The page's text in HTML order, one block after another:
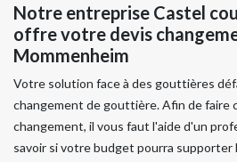
Notre entreprise Castel
offre votre devis
Mommenheim
Votre solution face à des gouttières
changement de gouttière. Afin de faire
changement, il vous faut l'aide d'un
savoir si votre budget pourra supporter